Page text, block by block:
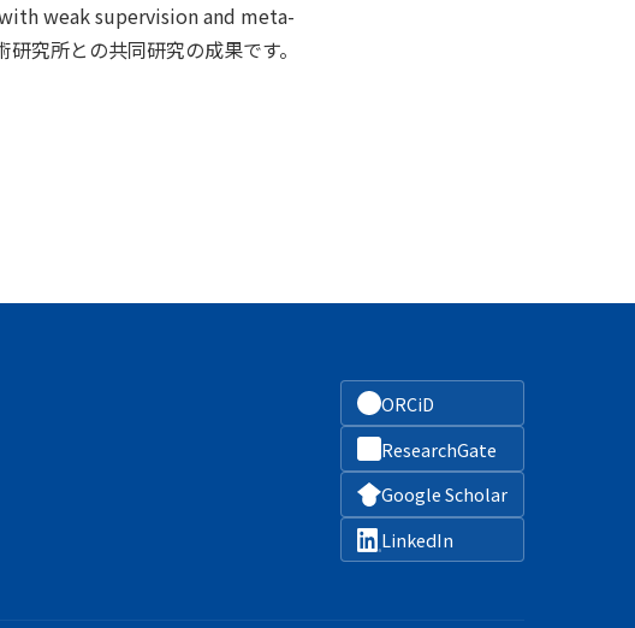
weak supervision and meta-
究所との共同研究の成果です。
ORCiD
ResearchGate
Google Scholar
LinkedIn